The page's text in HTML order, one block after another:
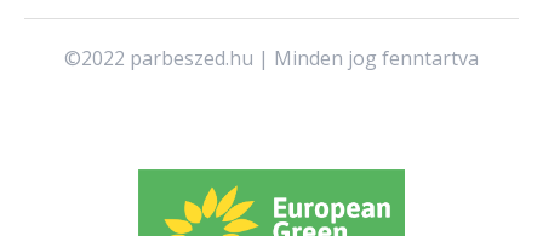
©2022 parbeszed.hu | Minden jog fenntartva